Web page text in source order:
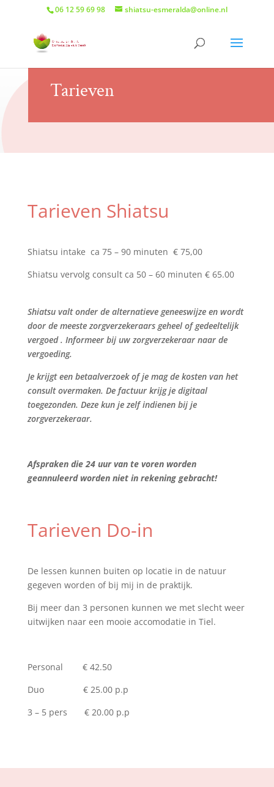
06 12 59 69 98 shiatsu-esmeralda@online.nl
Tarieven
Tarieven Shiatsu
Shiatsu intake ca 75 – 90 minuten € 75,00
Shiatsu vervolg consult ca 50 – 60 minuten € 65.00
Shiatsu valt onder de alternatieve geneeswijze en wordt
door de meeste zorgverzekeraars geheel of gedeeltelijk
vergoed . Informeer bij uw zorgverzekeraar naar de
vergoeding.
Je krijgt een betaalverzoek of je mag de kosten van het
consult overmaken. De factuur krijg je digitaal
toegezonden. Deze kun je zelf indienen bij je
zorgverzekeraar.
Afspraken die 24 uur van te voren worden
geannuleerd worden niet in rekening gebracht!
Tarieven Do-in
De lessen kunnen buiten op locatie in de natuur
gegeven worden of bij mij in de praktijk.
Bij meer dan 3 personen kunnen we met slecht weer
uitwijken naar een mooie accomodatie in Tiel.
Personal € 42.50
Duo € 25.00 p.p
3 – 5 pers € 20.00 p.p